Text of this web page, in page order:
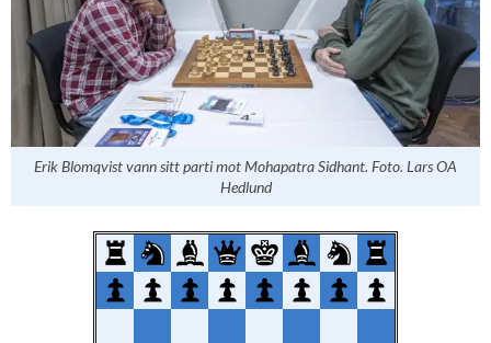
Erik Blomqvist vann sitt parti mot Mohapatra Sidhant. Foto. Lars OA
Hedlund